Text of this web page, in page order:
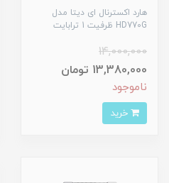
هارد اکسترنال ای دیتا مدل
HD770G ظرفیت 1 ترابایت
14,000,000
13,380,000 تومان
ناموجود